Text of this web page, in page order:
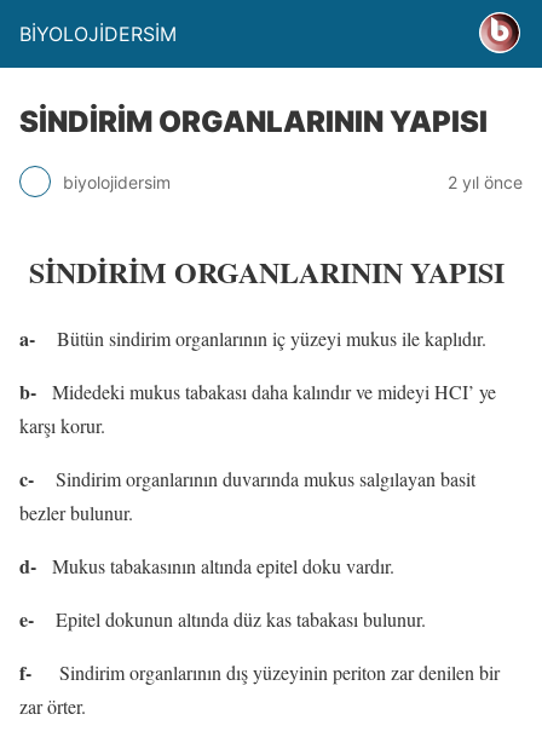
BİYOLOJİDERSİM
SİNDİRİM ORGANLARININ YAPISI
biyolojidersim 2 yıl önce
SİNDİRİM ORGANLARININ YAPISI
a- Bütün sindirim organlarının iç yüzeyi mukus ile kaplıdır.
b-
Midedeki mukus tabakası daha kalındır ve mideyi HCI’ ye
karşı korur.
c-
Sindirim organlarının duvarında mukus salgılayan basit
bezler bulunur.
d- Mukus tabakasının altında epitel doku vardır.
e- Epitel dokunun altında düz kas tabakası bulunur.
f-
Sindirim organlarının dış yüzeyinin periton zar denilen bir
zar örter.